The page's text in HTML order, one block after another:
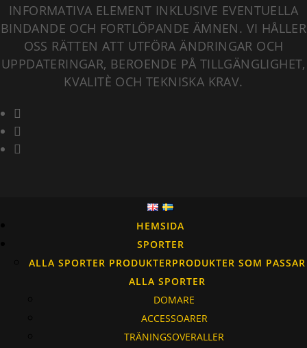
INFORMATIVA ELEMENT INKLUSIVE EVENTUELLA
BINDANDE OCH FORTLÖPANDE ÄMNEN. VI HÅLLER
OSS RÄTTEN ATT UTFÖRA ÄNDRINGAR OCH
UPPDATERINGAR, BEROENDE PÅ TILLGÄNGLIGHET,
KVALITÈ OCH TEKNISKA KRAV.
HEMSIDA
SPORTER
ALLA SPORTER PRODUKTERPRODUKTER SOM PASSAR
ALLA SPORTER
DOMARE
ACCESSOARER
TRÄNINGSOVERALLER